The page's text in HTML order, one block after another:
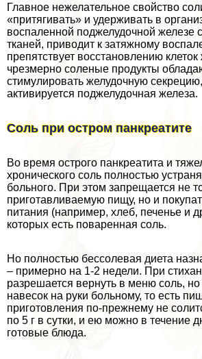
Главное нежелательное свойство
«притягивать» и удерживать в
воспаленной поджелудочной железе
тканей, приводит к затяжному
препятствует восстановлению
чрезмерно соленые продукты
стимулировать желудочную
активируется поджелудочная железа.
Соль при остром панкреатите
Во время острого панкреатита и
хронического соль полностью
больного. При этом запрещается не
приготавливаемую пищу, но и
питания (например, хлеб, печенье и
которых есть поваренная соль.
Но полностью бессолевая диета
– примерно на 1-2 недели. При
разрешается вернуть в меню соль, но
навесок на руки больному, то есть
приготовления по-прежнему не
по 5 г в сутки, и ею можно в течение
готовые блюда.